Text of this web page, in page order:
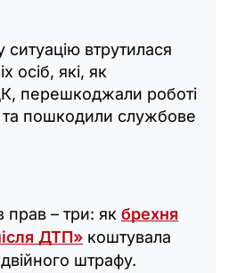
ситуацію втрутилася
осіб, які, як
перешкоджали роботі
пошкодили службове
прав – три: як брехня
ДТП» коштувала
штрафу.